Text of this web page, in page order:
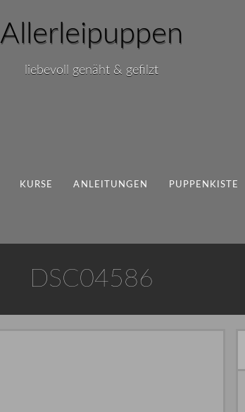
Allerleipuppen
liebevoll genäht & gefilzt
KURSE ANLEITUNGEN PUPPENKISTE
DSC04586